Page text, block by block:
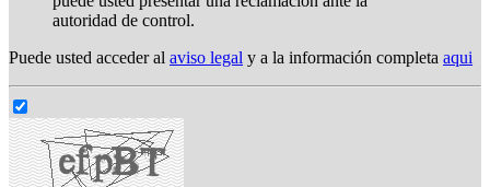
autoridad de control.
Puede usted acceder al aviso legal y a la información completa aqui